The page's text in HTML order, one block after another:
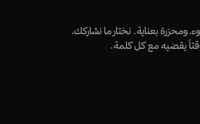
بعناية. نختار ما نشاركك،
يقضيه مع كل كلمة.